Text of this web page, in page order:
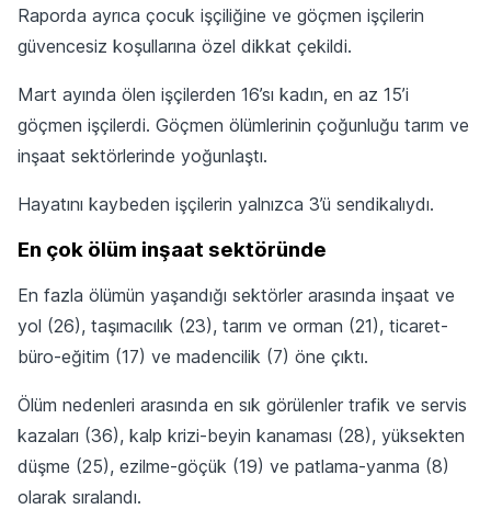
Raporda ayrıca çocuk işçiliğine ve göçmen işçilerin
güvencesiz koşullarına özel dikkat çekildi.
Mart ayında ölen işçilerden 16’sı kadın, en az 15’i
göçmen işçilerdi. Göçmen ölümlerinin çoğunluğu tarım ve
inşaat sektörlerinde yoğunlaştı.
Hayatını kaybeden işçilerin yalnızca 3’ü sendikalıydı.
En çok ölüm inşaat sektöründe
En fazla ölümün yaşandığı sektörler arasında inşaat ve
yol (26), taşımacılık (23), tarım ve orman (21), ticaret-
büro-eğitim (17) ve madencilik (7) öne çıktı.
Ölüm nedenleri arasında en sık görülenler trafik ve servis
kazaları (36), kalp krizi-beyin kanaması (28), yüksekten
düşme (25), ezilme-göçük (19) ve patlama-yanma (8)
olarak sıralandı.